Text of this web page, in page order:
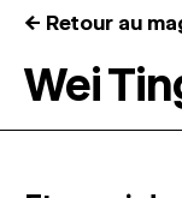
RÉSIDENCES ↓
← Retour au
Wei